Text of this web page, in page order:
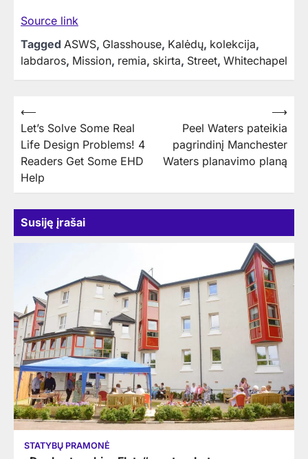
Source link
Tagged ASWS, Glasshouse, Kalėdų, kolekcija,
labdaros, Mission, remia, skirta, Street, Whitechapel
Navigacija
tarp
įrašų
⟵
Let’s Solve Some Real
Life Design Problems! 4
Readers Get Some EHD
Help
Peel Waters pateikia
pagrindinį Manchester
Waters planavimo planą
⟶
Susiję įrašai
STATYBŲ PRAMONĖ